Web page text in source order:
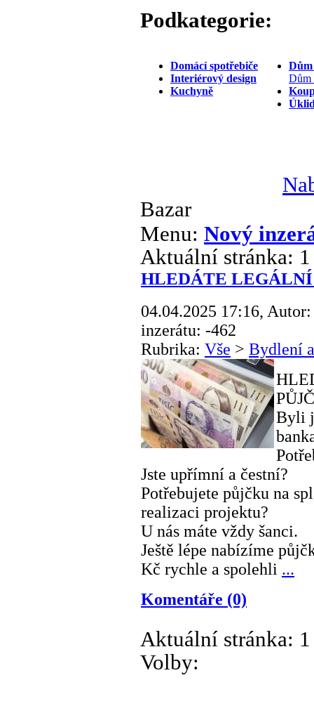
Podkategorie:
Domácí spotřebiče
Interiérový design
Kuchyně
Dům
Dům
Bazar
Menu: Nový
Aktuální stránka:
HLEDÁTE
04.04.2025 17:16,
inzerátu: -462
Rubrika: Vše > Bydlení
Byli
Jste upřímní a čestní?
Potřebujete půjčku na
realizaci projektu?
U nás máte vždy šanci.
Ještě lépe nabízíme
Kč rychle a spolehli ...
Komentáře (0)
Aktuální stránka:
Volby: